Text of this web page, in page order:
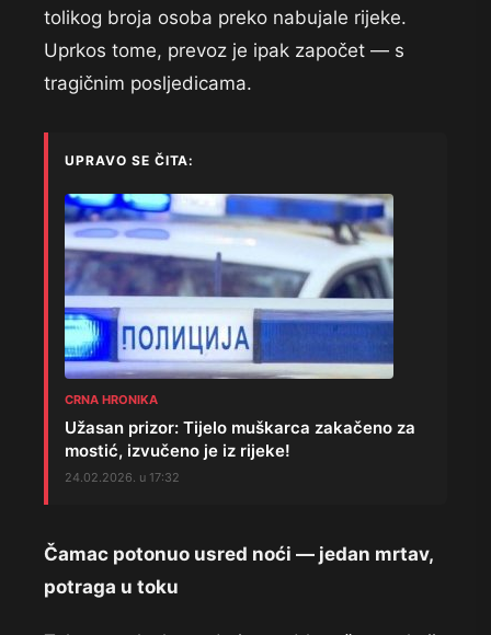
tolikog broja osoba preko nabujale rijeke.
Uprkos tome, prevoz je ipak započet — s
tragičnim posljedicama.
UPRAVO SE ČITA:
CRNA HRONIKA
Užasan prizor: Tijelo muškarca zakačeno za
mostić, izvučeno je iz rijeke!
24.02.2026. u 17:32
Čamac potonuo usred noći — jedan mrtav,
potraga u toku